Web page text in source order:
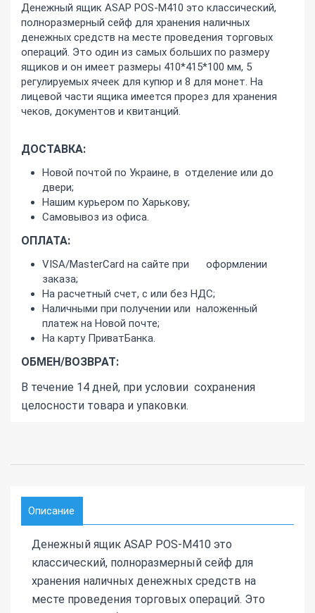
Денежный ящик ASAP POS-M410 это классический,
полноразмерный сейф для хранения наличных
денежных средств на месте проведения торговых
операций. Это один из самых больших по размеру
ящиков и он имеет размеры 410*415*100 мм, 5
регулируемых ячеек для купюр и 8 для монет. На
лицевой части ящика имеется прорез для хранения
чеков, документов и квитанций.
ДОСТАВКА:
Новой почтой по Украине, в отделение или до
двери;
Нашим курьером по Харькову;
Самовывоз из офиса.
ОПЛАТА:
VISA/MasterCard на сайте при оформлении
заказа;
На расчетный счет, с или без НДС;
Наличными при получении или наложенный
платеж на Новой почте;
На карту ПриватБанка.
ОБМЕН/ВОЗВРАТ:
В течение 14 дней, при условии сохранения
целосности товара и упаковки.
Описание
Денежный ящик ASAP POS-M410 это
классический, полноразмерный сейф для
хранения наличных денежных средств на
месте проведения торговых операций. Это